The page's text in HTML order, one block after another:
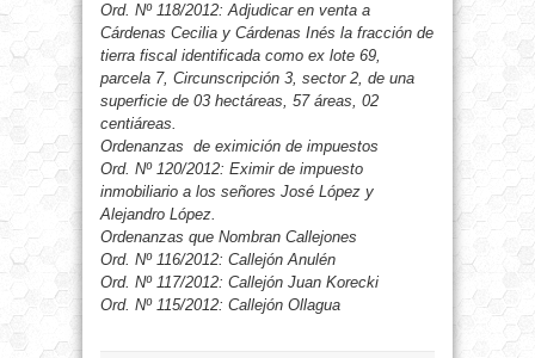
Ord. Nº 118/2012: Adjudicar en venta a
Cárdenas Cecilia y Cárdenas Inés la fracción de
tierra fiscal identificada como ex lote 69,
parcela 7, Circunscripción 3, sector 2, de una
superficie de 03 hectáreas, 57 áreas, 02
centiáreas.
Ordenanzas de eximición de impuestos
Ord. Nº 120/2012: Eximir de impuesto
inmobiliario a los señores José López y
Alejandro López.
Ordenanzas que Nombran Callejones
Ord. Nº 116/2012: Callejón Anulén
Ord. Nº 117/2012: Callejón Juan Korecki
Ord. Nº 115/2012: Callejón Ollagua